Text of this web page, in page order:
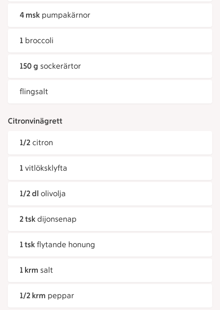
4 msk pumpakärnor
1 broccoli
150 g sockerärtor
flingsalt
Citronvinägrett
1/2 citron
1 vitlöksklyfta
1/2 dl olivolja
2 tsk dijonsenap
1 tsk flytande honung
1 krm salt
1/2 krm peppar